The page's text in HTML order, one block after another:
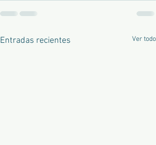
Entradas recientes Ver todo